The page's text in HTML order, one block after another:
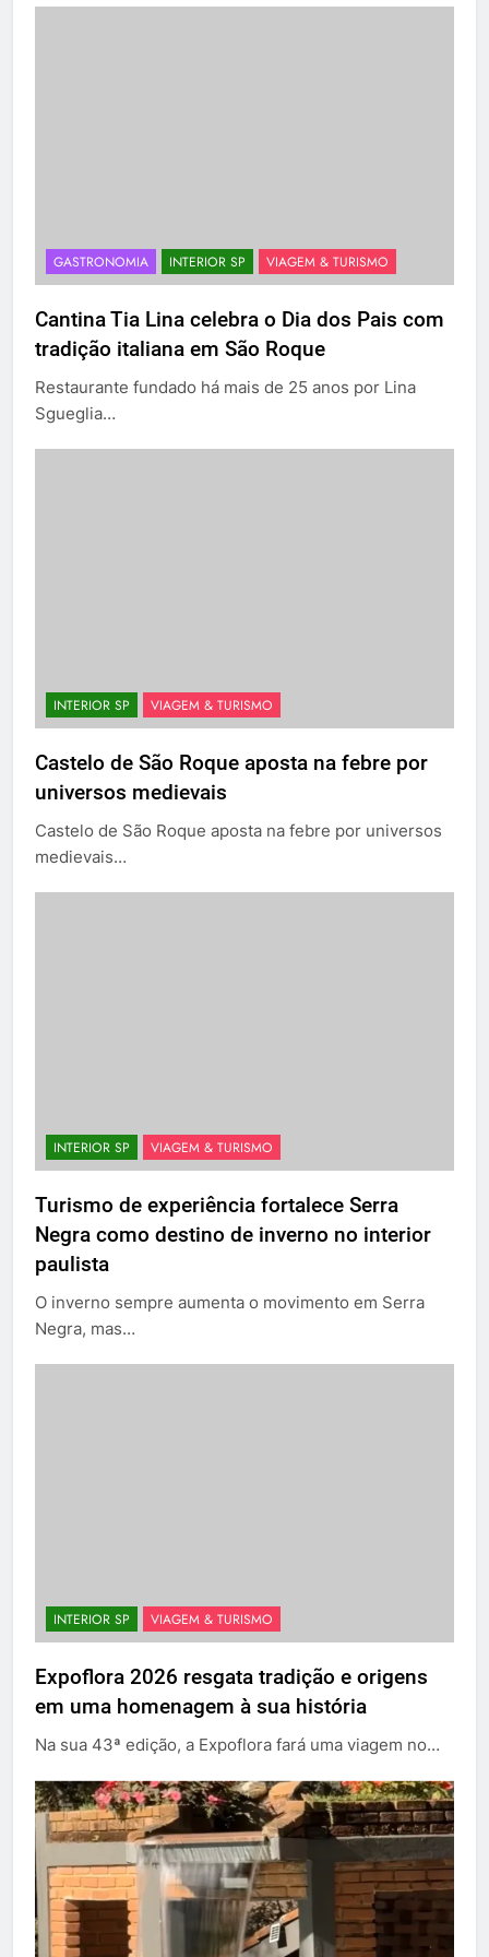
GASTRONOMIA INTERIOR SP VIAGEM & TURISMO
Cantina Tia Lina celebra o Dia dos Pais com
tradição italiana em São Roque
Restaurante fundado há mais de 25 anos por Lina
Sgueglia…
INTERIOR SP VIAGEM & TURISMO
Castelo de São Roque aposta na febre por
universos medievais
Castelo de São Roque aposta na febre por universos
medievais…
INTERIOR SP VIAGEM & TURISMO
Turismo de experiência fortalece Serra
Negra como destino de inverno no interior
paulista
O inverno sempre aumenta o movimento em Serra
Negra, mas…
INTERIOR SP VIAGEM & TURISMO
Expoflora 2026 resgata tradição e origens
em uma homenagem à sua história
Na sua 43ª edição, a Expoflora fará uma viagem no…